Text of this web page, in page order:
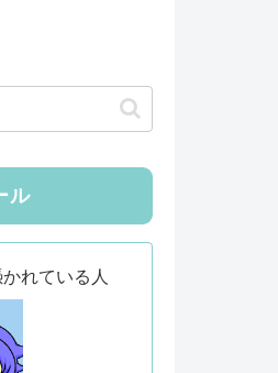
ル
れている人